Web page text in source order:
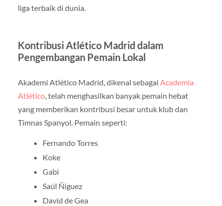
liga terbaik di dunia.
Kontribusi Atlético Madrid dalam
Pengembangan Pemain Lokal
Akademi Atlético Madrid, dikenal sebagai Academia
Atlético, telah menghasilkan banyak pemain hebat
yang memberikan kontribusi besar untuk klub dan
Timnas Spanyol. Pemain seperti:
Fernando Torres
Koke
Gabi
Saúl Ñíguez
David de Gea